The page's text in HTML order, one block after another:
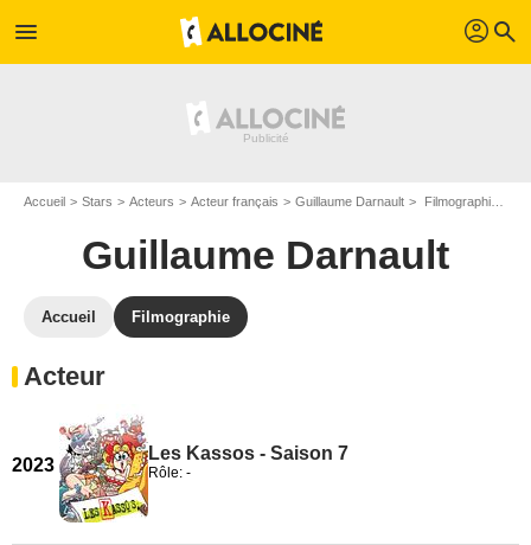
menu profil search
Accueil Stars Acteurs Acteur français Guillaume Darnault Filmographie Guillaume Darnault
Guillaume Darnault
Accueil Filmographie
Acteur
2023
Les Kassos - Saison 7
Rôle: -